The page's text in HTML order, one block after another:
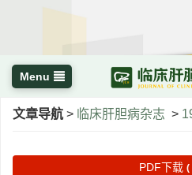
Menu
文章导航 > 临床肝胆病杂志 >
PDF下载 (